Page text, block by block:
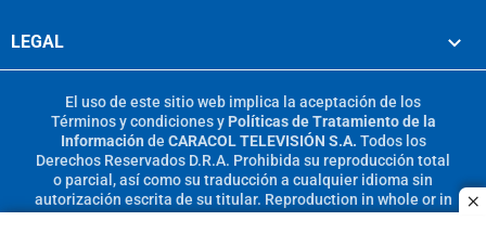
LEGAL
El uso de este sitio web implica la aceptación de los
Términos y condicionesy Políticas de Tratamiento de la
Información de CARACOL TELEVISIÓN S.A. Todos los
Derechos Reservados D.R.A. Prohibida su reproducción total
o parcial, así como su traducción a cualquier idioma sin
autorización escrita de su titular. Reproduction in whole or in